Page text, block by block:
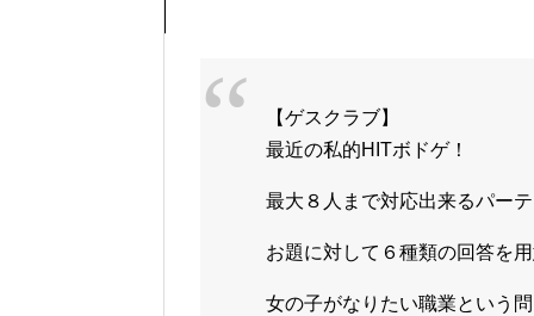
【ゲスクラブ】
最近の私的HITボドゲ！
最大８人まで対応出来るパー
お題に対して６種類の回答を
女の子がなりたい職業という